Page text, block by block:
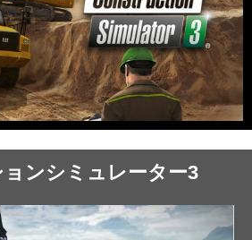
ンシミュレーター3